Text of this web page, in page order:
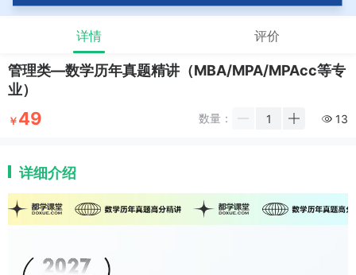
详情 评价
管理类—数学历年真题精讲（MBA/MPA/MPAcc等专
业）
￥49 数量： 13
详细介绍